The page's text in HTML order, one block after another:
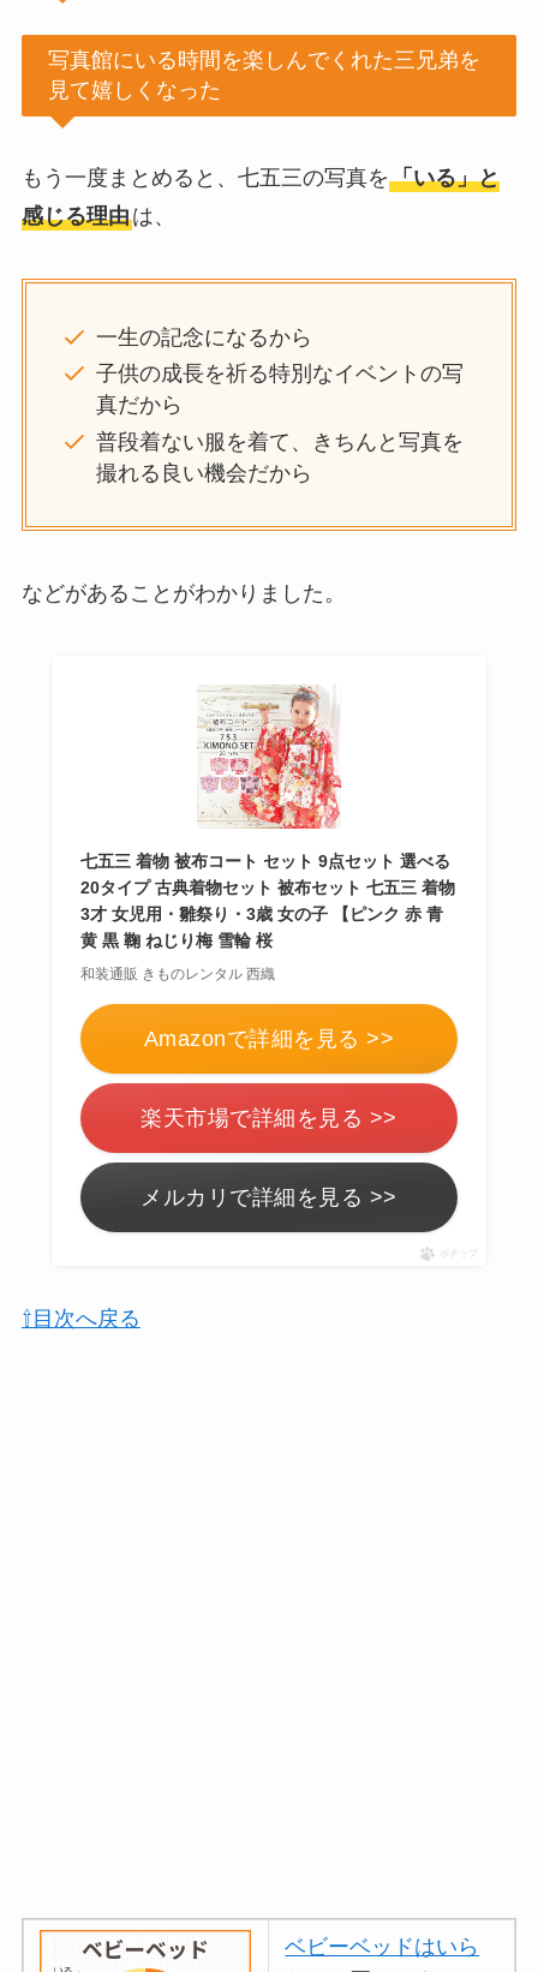
写真館にいる時間を楽しんでくれた三兄弟を
見て嬉しくなった
もう一度まとめると、七五三の写真を「いる」と
感じる理由は、
一生の記念になるから
子供の成長を祈る特別なイベントの写
真だから
普段着ない服を着て、きちんと写真を
撮れる良い機会だから
などがあることがわかりました。
七五三 着物 被布コート セット 9点セット 選べる
20タイプ 古典着物セット 被布セット 七五三 着物
3才 女児用・雛祭り・3歳 女の子 【ピンク 赤 青
黄 黒 鞠 ねじり梅 雪輪 桜
和装通販 きものレンタル 西織
Amazonで詳細を見る >>
楽天市場で詳細を見る >>
メルカリで詳細を見る >>
ポチップ
⇧目次へ戻る
ベビーベッドはいら